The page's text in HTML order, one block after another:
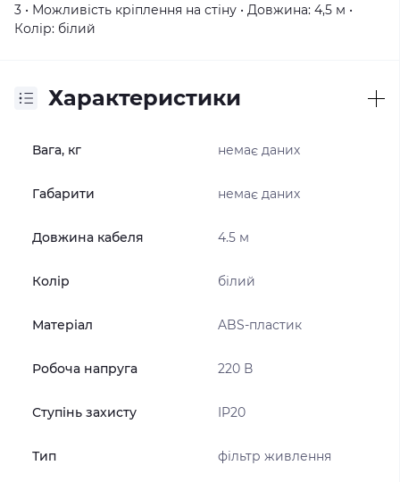
3 • Можливість кріплення на стіну • Довжина: 4,5 м •
Колір: білий
Характеристики
Вага, кг немає даних
Габарити немає даних
Довжина кабеля 4.5 м
Колір білий
Матеріал ABS-пластик
Робоча напруга 220 В
Ступінь захисту IP20
Тип фільтр живлення